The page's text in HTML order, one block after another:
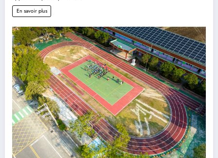
En savoir plus